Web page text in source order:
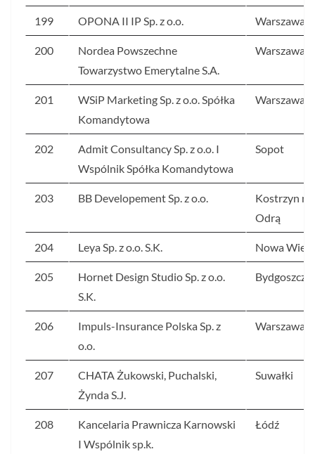
199 OPONA II IP Sp. z o.o. Warszawa
200
Nordea Powszechne
Towarzystwo Emerytalne S.A.
Warszawa
201
WSiP Marketing Sp. z o.o. Spółka
Komandytowa
Warszawa
202
Admit Consultancy Sp. z o.o. I
Wspólnik Spółka Komandytowa
Sopot
203 BB Developement Sp. z o.o.
Kostrzyn
Odrą
204 Leya Sp. z o.o. S.K. Nowa Wieś
205
Hornet Design Studio Sp. z o.o.
S.K.
Bydgoszcz
206
Impuls-Insurance Polska Sp. z
o.o.
Warszawa
207
CHATA Żukowski, Puchalski,
Żynda S.J.
Suwałki
208
Kancelaria Prawnicza Karnowski
I Wspólnik sp.k.
Łódź